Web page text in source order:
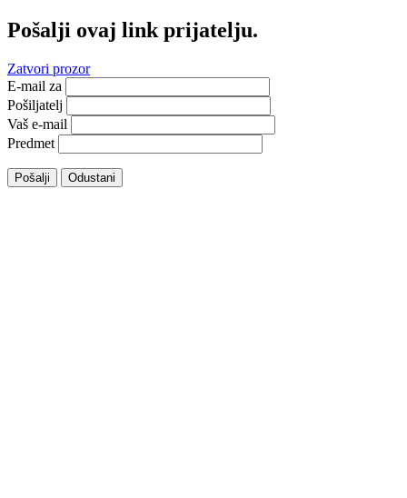
Pošalji ovaj link prijatelju.
Zatvori prozor
E-mail za
Pošiljatelj
Vaš e-mail
Predmet
Pošalji Odustani